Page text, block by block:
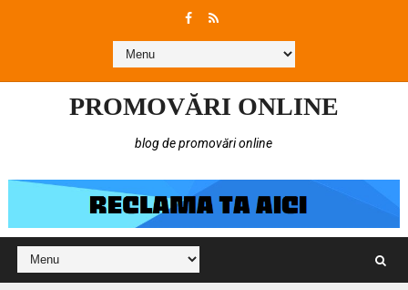
PROMOVĂRI ONLINE
blog de promovări online